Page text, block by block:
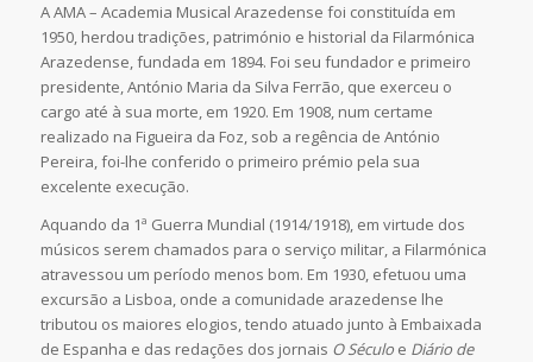
A AMA – Academia Musical Arazedense foi constituída em
1950, herdou tradições, património e historial da Filarmónica
Arazedense, fundada em 1894. Foi seu fundador e primeiro
presidente, António Maria da Silva Ferrão, que exerceu o
cargo até à sua morte, em 1920. Em 1908, num certame
realizado na Figueira da Foz, sob a regência de António
Pereira, foi-lhe conferido o primeiro prémio pela sua
excelente execução.
Aquando da 1ª Guerra Mundial (1914/1918), em virtude dos
músicos serem chamados para o serviço militar, a Filarmónica
atravessou um período menos bom. Em 1930, efetuou uma
excursão a Lisboa, onde a comunidade arazedense lhe
tributou os maiores elogios, tendo atuado junto à Embaixada
de Espanha e das redações dos jornais O Séculoe Diário de